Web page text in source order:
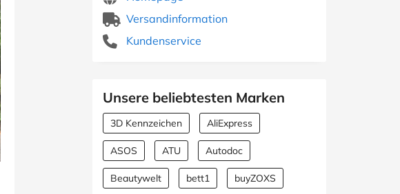
Versandinformation
Kundenservice
Unsere beliebtesten Marken
3D Kennzeichen AliExpress
ASOS ATU Autodoc
Beautywelt bett1 buyZOXS